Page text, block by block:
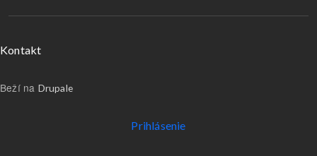
Menu v päte
Kontakt
Beží na Drupale
Používateľské menu
Prihlásenie